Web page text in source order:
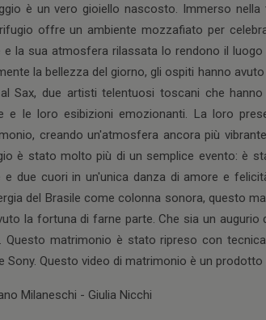
è un vero gioiello nascosto. Immerso nella
offre un ambiente mozzafiato per
e la sua atmosfera rilassata lo rendono il
la bellezza del giorno, gli ospiti hanno
Sax, due artisti telentuosi toscani che
e le loro esibizioni emozionanti. La loro
creando un'atmosfera ancora più
è stato molto più di un semplice evento: è
e due cuori in un'unica danza di amore e
del Brasile come colonna sonora, questo
la fortuna di farne parte. Che sia un
Questo matrimonio è stato ripreso con
Sony. Questo video di matrimonio è un
Milaneschi - Giulia Nicchi